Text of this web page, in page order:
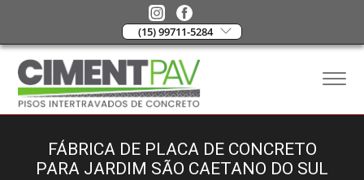
(15) 99711-5284
FÁBRICA DE PLACA DE CONCRETO
PARA JARDIM SÃO CAETANO DO SUL